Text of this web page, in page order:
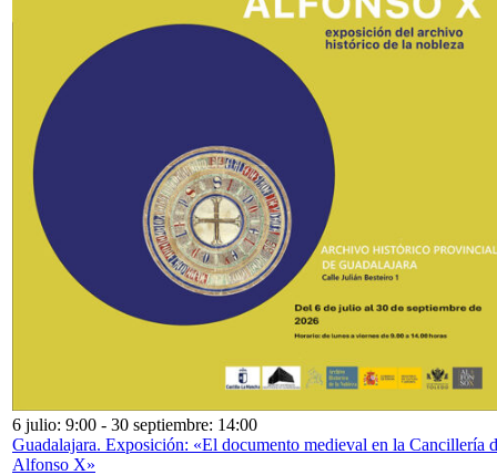
6 julio: 9:00 - 30 septiembre: 14:00
Guadalajara. Exposición: «El documento medieval en la Cancillería
Alfonso X»